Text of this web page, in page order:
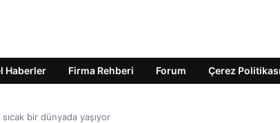
Haberler Firma Rehberi Forum Çerez Politikası
sıcak bir dünyada yaşıyor